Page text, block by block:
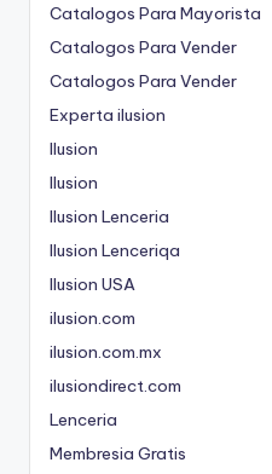
Catalogos Para Mayorista
Catalogos Para Vender
Catalogos Para Vender
Experta ilusion
Ilusion
Ilusion
Ilusion Lenceria
Ilusion Lenceriqa
Ilusion USA
ilusion.com
ilusion.com.mx
ilusiondirect.com
Lenceria
Membresia Gratis